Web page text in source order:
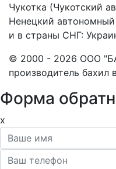
Чукотка (Чукотский
Ненецкий автономный
и в страны СНГ:
© 2000 - 2026 ООО
производитель бахил
Форма
x